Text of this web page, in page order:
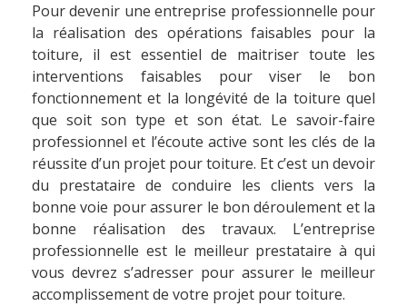
Pour devenir une entreprise professionnelle pour
la réalisation des opérations faisables pour la
toiture, il est essentiel de maitriser toute les
interventions faisables pour viser le bon
fonctionnement et la longévité de la toiture quel
que soit son type et son état. Le savoir-faire
professionnel et l’écoute active sont les clés de la
réussite d’un projet pour toiture. Et c’est un devoir
du prestataire de conduire les clients vers la
bonne voie pour assurer le bon déroulement et la
bonne réalisation des travaux. L’entreprise
professionnelle est le meilleur prestataire à qui
vous devrez s’adresser pour assurer le meilleur
accomplissement de votre projet pour toiture.